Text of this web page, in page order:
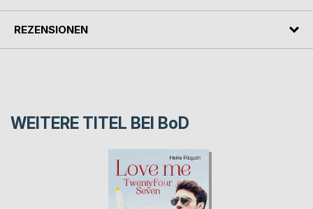
REZENSIONEN
WEITERE TITEL BEI BoD